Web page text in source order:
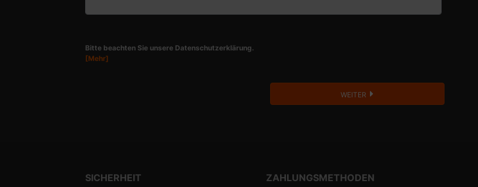
Bitte beachten Sie unsere Datenschutzerklärung.
[Mehr]
WEITER
SICHERHEIT ZAHLUNGSMETHODEN